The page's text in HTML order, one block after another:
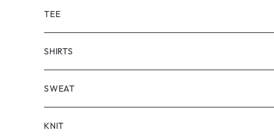
TEE
SHORT SLEEVE
LONG SLEEVE
SHIRTS
SHORT SLEEVE
LONG SLEEVE
SWEAT
KNIT